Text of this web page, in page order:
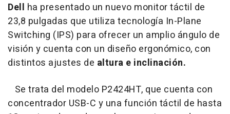
Dell ha presentado un nuevo monitor táctil de
23,8 pulgadas que utiliza tecnología In-Plane
Switching (IPS) para ofrecer un amplio ángulo de
visión y cuenta con un diseño ergonómico, con
distintos ajustes de altura e inclinación.
Se trata del modelo P2424HT, que cuenta con
concentrador USB-C y una función táctil de hasta